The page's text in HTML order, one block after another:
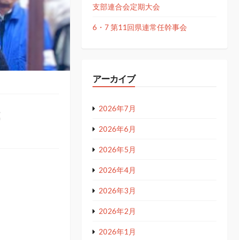
支部連合会定期大会
6・7 第11回県連常任幹事会
アーカイブ
2026年7月
2026年6月
2026年5月
2026年4月
2026年3月
2026年2月
2026年1月